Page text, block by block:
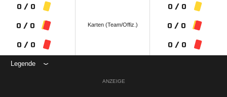
0 / 0
0 / 0
0 / 0
Karten (Team/Offiz.)
0 / 0
0 / 0
0 / 0
Legende
ANZEIGE